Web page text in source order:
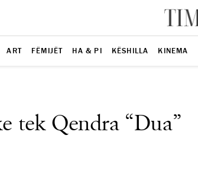
ART FËMIJËT HA & PI KËSHILLA KINEMA
tek Qendra “Dua”